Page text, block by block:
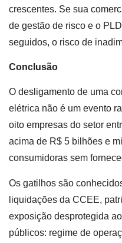
crescentes. Se sua
de gestão de risco e o
seguidos, o risco de
Conclusão
O desligamento de uma
elétrica não é um evento
oito empresas do setor
acima de R$ 5 bilhões e
consumidoras sem
Os gatilhos são
liquidações da CCEE,
exposição desprotegida
públicos: regime de